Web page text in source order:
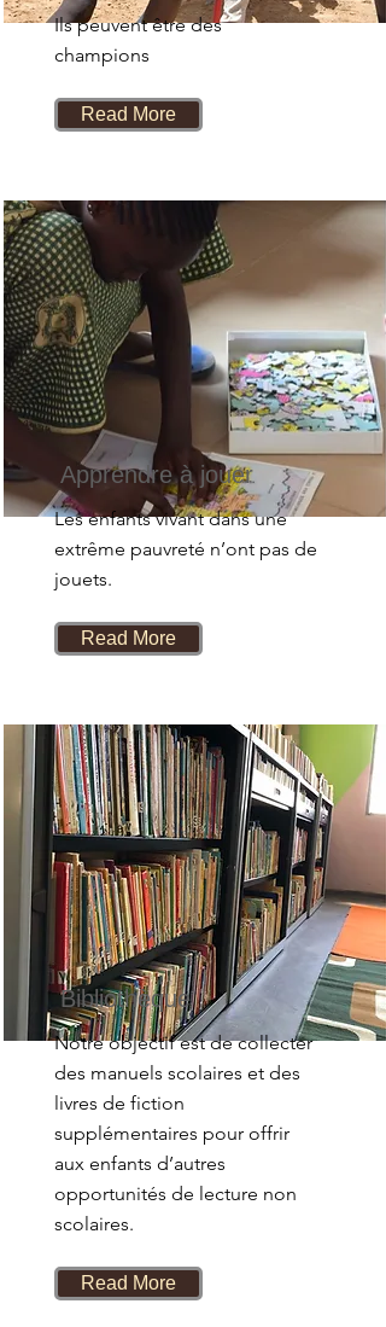
Ils peuvent être des
champions
Read More
Apprendre à jouer
Les enfants vivant dans une
extrême pauvreté n’ont pas de
jouets.
Read More
Bibliothèque
Notre objectif est de collecter
des manuels scolaires et des
livres de fiction
supplémentaires pour offrir
aux enfants d’autres
opportunités de lecture non
scolaires.
Read More